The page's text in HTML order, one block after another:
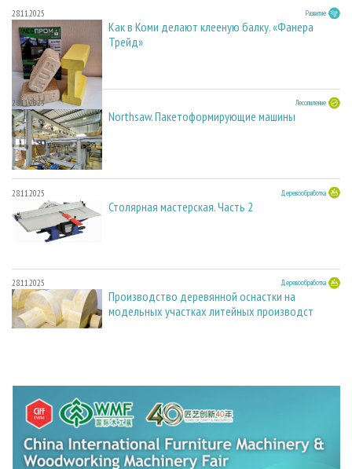
28.11.2025 Развитие
Как в Коми делают клееную балку. «Фанера
Трейд»
28.11.2025 Лесопиление
Northsaw. Пакетоформирующие машины
28.11.2025 Деревообработка
Столярная мастерская. Часть 2
28.11.2025 Деревообработка
Производство деревянной оснастки на
модельных участках литейных производст